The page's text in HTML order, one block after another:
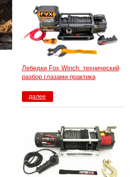
Лебедки Fox Winch: технический
разбор глазами практика
далее